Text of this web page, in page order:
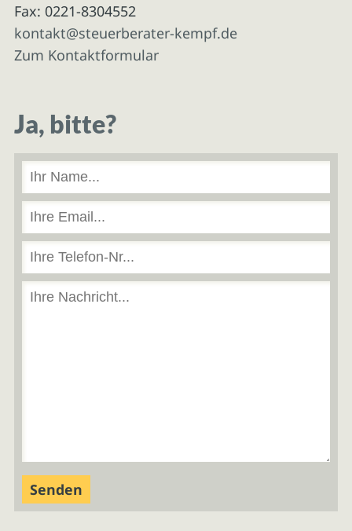
Fax: 0221-8304552
kontakt@steuerberater-kempf.de
Zum Kontaktformular
Ja, bitte?